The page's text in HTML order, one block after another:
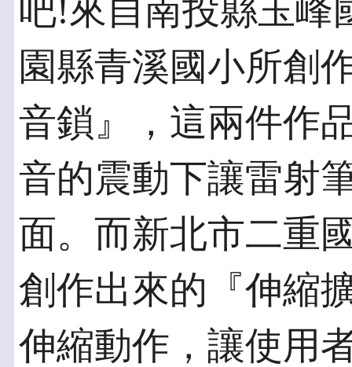
吧!來自南投縣玉峰
園縣青溪國小所創
音鎖』，這兩件作
音的震動下讓雷射
面。而新北市二重
創作出來的『伸縮
伸縮動作，讓使用